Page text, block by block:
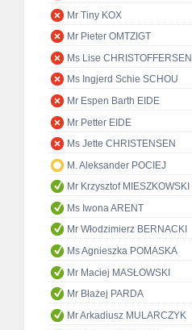
Mr Tiny KOX
Mr Pieter OMTZIGT
Ms Lise CHRISTOFFERSEN
Ms Ingjerd Schie SCHOU
Mr Espen Barth EIDE
Mr Petter EIDE
Ms Jette CHRISTENSEN
M. Aleksander POCIEJ
Mr Krzysztof MIESZKOWSKI
Ms Iwona ARENT
Mr Włodzimierz BERNACKI
Ms Agnieszka POMASKA
Mr Maciej MASŁOWSKI
Mr Błażej PARDA
Mr Arkadiusz MULARCZYK